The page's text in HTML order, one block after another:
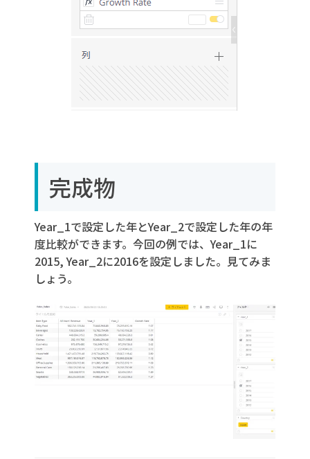
完成物
Year_1で設定した年とYear_2で設定した年の年
度比較ができます。今回の例では、Year_1に
2015, Year_2に2016を設定しました。見てみま
しょう。